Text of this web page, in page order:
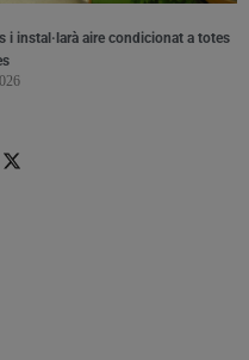
i instal·larà aire condicionat a totes